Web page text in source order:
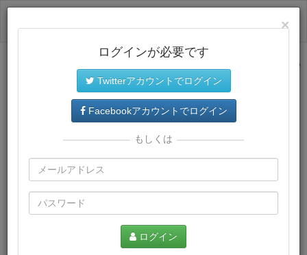
サイトトップに戻る
プレミアム会員では、教材がダウンロードでき、快適な動画
再生環境が提供されます。
×
ログインが必要です
Twitterアカウントでログイン
Facebookアカウントでログイン
もしくは
ログイン